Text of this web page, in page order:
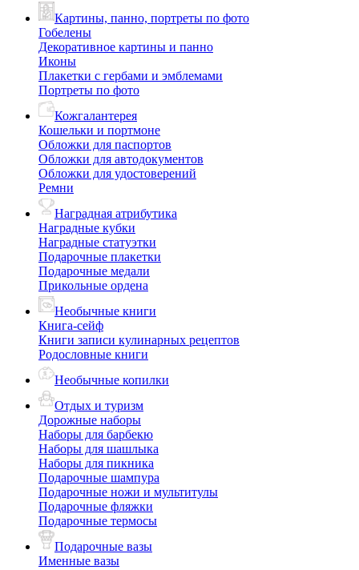
Картины, панно, портреты по фото
Гобелены
Декоративное картины и панно
Иконы
Плакетки с гербами и эмблемами
Портреты по фото
Кожгалантерея
Кошельки и портмоне
Обложки для паспортов
Обложки для автодокументов
Обложки для удостоверений
Ремни
Наградная атрибутика
Наградные кубки
Наградные статуэтки
Подарочные плакетки
Подарочные медали
Прикольные ордена
Необычные книги
Книга-сейф
Книги записи кулинарных рецептов
Родословные книги
Необычные копилки
Отдых и туризм
Дорожные наборы
Наборы для барбекю
Наборы для шашлыка
Наборы для пикника
Подарочные шампура
Подарочные ножи и мультитулы
Подарочные фляжки
Подарочные термосы
Подарочные вазы
Именные вазы